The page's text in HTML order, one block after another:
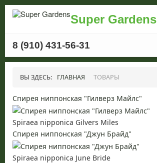
Super Gardens
8 (910) 431-56-31
ВЫ ЗДЕСЬ: ГЛАВНАЯ ТОВАРЫ
Спирея ниппонская "Гилверз Майлс"
Spiraea nipponica Gilvers Miles
Спирея ниппонская "Джун Брайд"
Spiraea nipponica June Bride